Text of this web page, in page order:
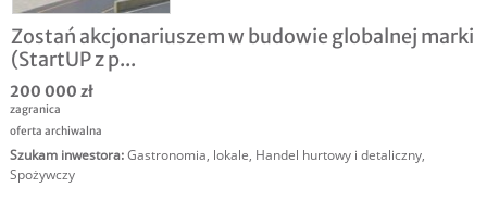
Zostań akcjonariuszem w budowie globalnej marki
(StartUP z p...
200 000 zł
zagranica
oferta archiwalna
Szukam inwestora:Gastronomia, lokale, Handel hurtowy i detaliczny,
Spożywczy